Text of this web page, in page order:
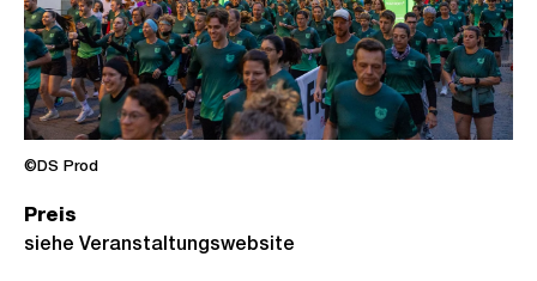
©DS Prod
Preis
siehe Veranstaltungswebsite